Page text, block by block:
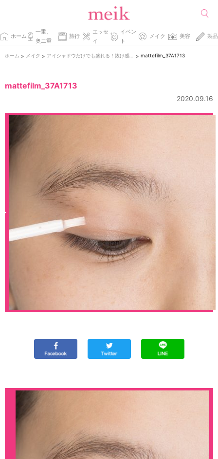
ホーム
一重、
奥二重
旅行
エッセ
イ
イベン
ト
メイク 美容 製品
ホーム > メイク > > mattefilm_37A1713
mattefilm_37A1713
2020.09.16